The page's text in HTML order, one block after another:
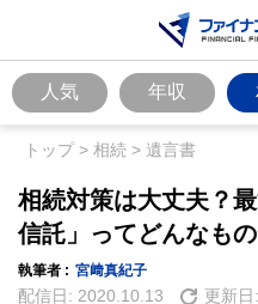
人気 年収
トップ> 相続 > 遺言書
相続対策は大丈夫？
信託」ってどんなもの
執筆者 : 宮﨑真紀子
配信日: 2020.10.13 更新日: